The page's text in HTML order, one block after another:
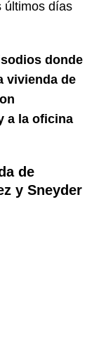
últimos días
donde
vivienda de
a la oficina
de
y Sneyder